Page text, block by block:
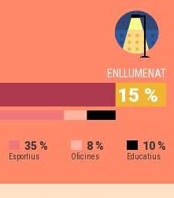
ENLLUMENAT
15 %
35 %
Esportius
8 %
Oficines
10 %
Educatius